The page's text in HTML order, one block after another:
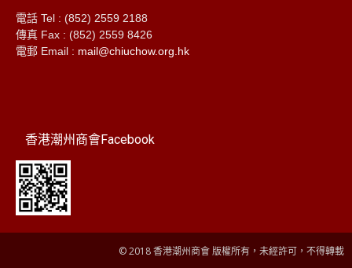
電話 Tel : (852) 2559 2188
傳真 Fax : (852) 2559 8426
電郵 Email : mail@chiuchow.org.hk
香港潮州商會Facebook
© 2018 香港潮州商會 版權所有，未經許可，不得轉載